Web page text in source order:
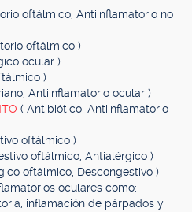
oftálmico, Antiinflamatorio no
oftálmico )
ocular )
)
Antiinflamatorio ocular )
( Antibiótico, Antiinflamatorio
oftálmico )
oftálmico, Antialérgico )
oftálmico, Descongestivo )
oculares como:
inflamación de párpados y